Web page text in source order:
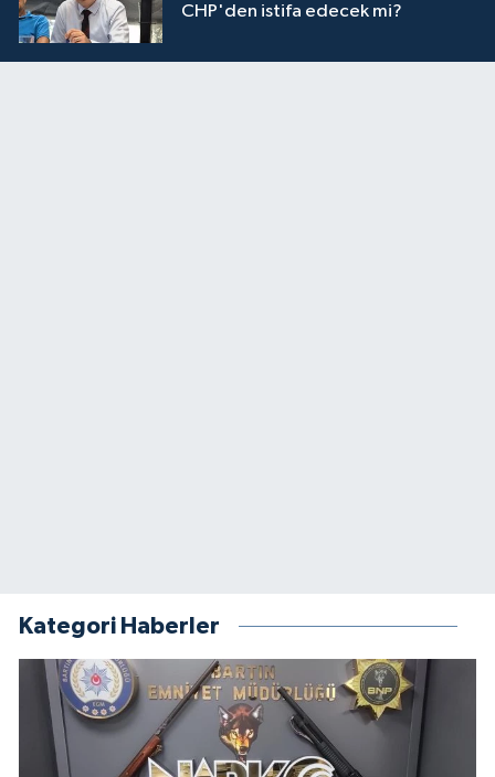
CHP'den istifa edecek mi?
Kategori Haberler